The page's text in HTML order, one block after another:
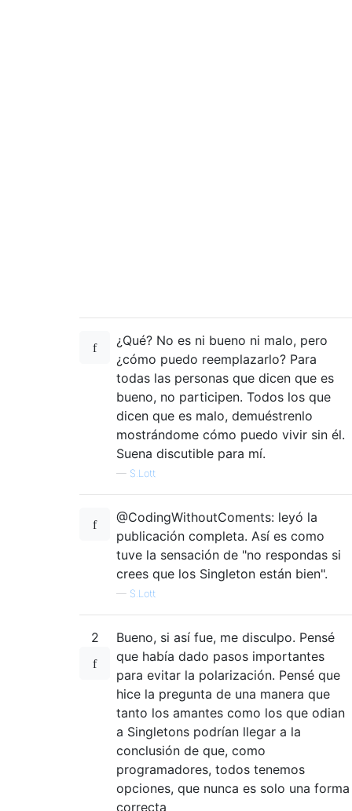
¿Qué? No es ni bueno ni malo, pero
¿cómo puedo reemplazarlo? Para
todas las personas que dicen que es
bueno, no participen. Todos los que
dicen que es malo, demuéstrenlo
mostrándome cómo puedo vivir sin él.
Suena discutible para mí.
— S.Lott
@CodingWithoutComents: leyó la
publicación completa. Así es como
tuve la sensación de "no respondas si
crees que los Singleton están bien".
— S.Lott
2
Bueno, si así fue, me disculpo. Pensé
que había dado pasos importantes
para evitar la polarización. Pensé que
hice la pregunta de una manera que
tanto los amantes como los que odian
a Singletons podrían llegar a la
conclusión de que, como
programadores, todos tenemos
opciones, que nunca es solo una forma
correcta